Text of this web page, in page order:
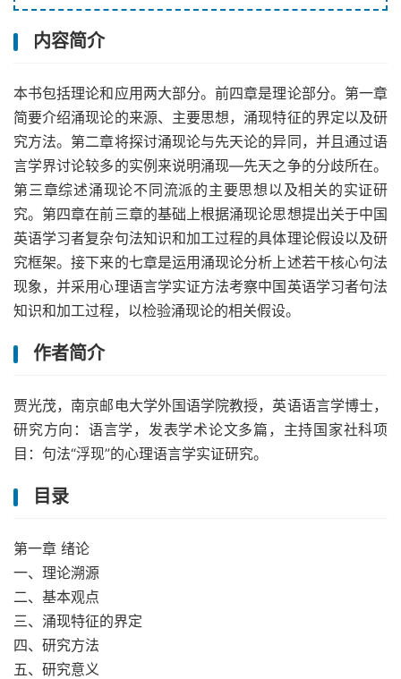
内容简介
本书包括理论和应用两大部分。前四章是理论部分。第一章
简要介绍涌现论的来源、主要思想，涌现特征的界定以及研
究方法。第二章将探讨涌现论与先天论的异同，并且通过语
言学界讨论较多的实例来说明涌现—先天之争的分歧所在。
第三章综述涌现论不同流派的主要思想以及相关的实证研
究。第四章在前三章的基础上根据涌现论思想提出关于中国
英语学习者复杂句法知识和加工过程的具体理论假设以及研
究框架。接下来的七章是运用涌现论分析上述若干核心句法
现象，并采用心理语言学实证方法考察中国英语学习者句法
知识和加工过程，以检验涌现论的相关假设。
作者简介
贾光茂，南京邮电大学外国语学院教授，英语语言学博士，
研究方向：语言学，发表学术论文多篇，主持国家社科项
目：句法“浮现”的心理语言学实证研究。
目录
第一章 绪论
一、理论溯源
二、基本观点
三、涌现特征的界定
四、研究方法
五、研究意义